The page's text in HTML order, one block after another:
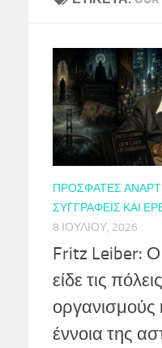
ΠΡΌΣΦΑΤΕΣ
ΣΥΓΓΡΑΦΕΊΣ ΚΑΙ
8 ΙΟΥΛΊΟΥ, 2026
Fritz Leiber:
είδε τις
οργανισμούς
έννοια της